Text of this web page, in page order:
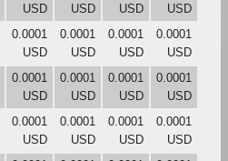
USD
USD
USD
USD
0.0001
USD
0.0001
USD
0.0001
USD
0.0001
USD
0.0001
USD
0.0001
USD
0.0001
USD
0.0001
USD
0.0001
USD
0.0001
USD
0.0001
USD
0.0001
USD